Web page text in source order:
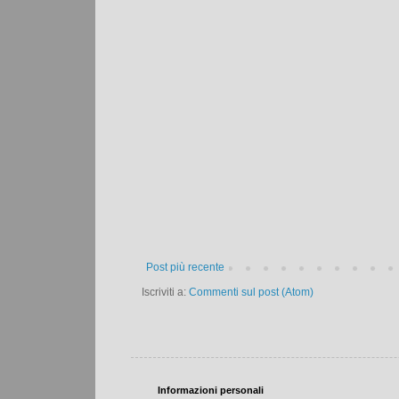
Post più recente
Iscriviti a: Commenti sul post (Atom)
Informazioni personali